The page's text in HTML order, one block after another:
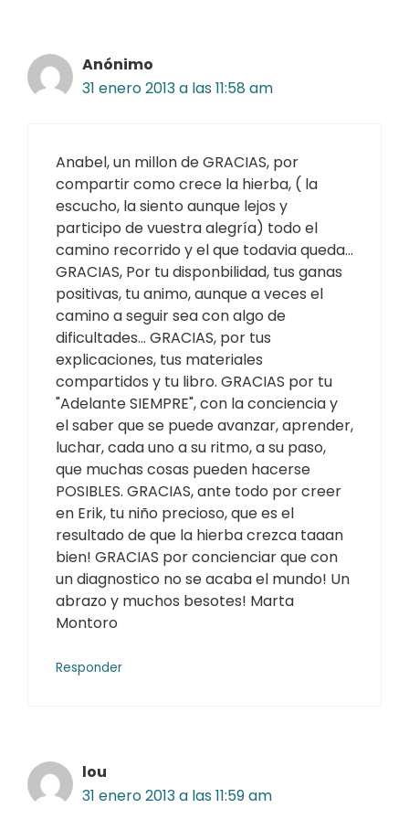
Anónimo
31 enero 2013 a las 11:58 am
Anabel, un millon de GRACIAS, por
compartir como crece la hierba, ( la
escucho, la siento aunque lejos y
participo de vuestra alegría) todo el
camino recorrido y el que todavia queda…
GRACIAS, Por tu disponbilidad, tus ganas
positivas, tu animo, aunque a veces el
camino a seguir sea con algo de
dificultades… GRACIAS, por tus
explicaciones, tus materiales
compartidos y tu libro. GRACIAS por tu
"Adelante SIEMPRE", con la conciencia y
el saber que se puede avanzar, aprender,
luchar, cada uno a su ritmo, a su paso,
que muchas cosas pueden hacerse
POSIBLES. GRACIAS, ante todo por creer
en Erik, tu niño precioso, que es el
resultado de que la hierba crezca taaan
bien! GRACIAS por concienciar que con
un diagnostico no se acaba el mundo! Un
abrazo y muchos besotes! Marta
Montoro
Responder
lou
31 enero 2013 a las 11:59 am